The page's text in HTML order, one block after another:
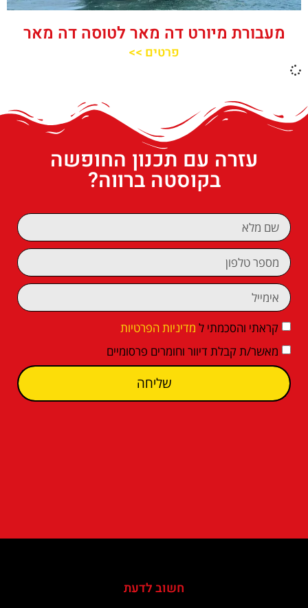
מעבורת מיורט דה מאר לטוסה דה מאר
פרטים >>
עזרה עם תכנון החופשה
בקוסטה ברווה?
קראתי והסכמתי ל מדיניות הפרטיות
מאשר/ת קבלת דיוור וחומרים פרסומיים
שליחה
חשוב לדעת